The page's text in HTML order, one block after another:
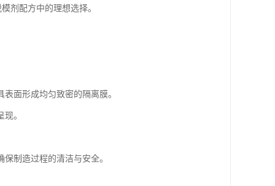
剂配方中的理想选择。
面形成均匀致密的隔离膜。
。
制造过程的清洁与安全。